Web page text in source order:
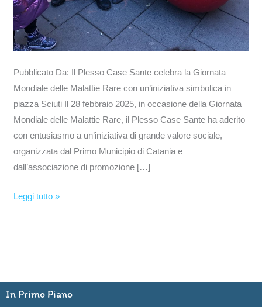
Pubblicato Da: Il Plesso Case Sante celebra la Giornata
Mondiale delle Malattie Rare con un’iniziativa simbolica in
piazza Sciuti Il 28 febbraio 2025, in occasione della Giornata
Mondiale delle Malattie Rare, il Plesso Case Sante ha aderito
con entusiasmo a un’iniziativa di grande valore sociale,
organizzata dal Primo Municipio di Catania e
dall’associazione di promozione […]
Leggi tutto »
In Primo Piano